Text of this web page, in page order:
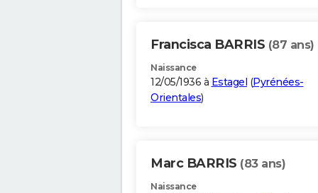
Francisca BARRIS (87 ans)
Naissance
12/05/1936 à Estagel (Pyrénées-
Orientales)
Marc BARRIS (83 ans)
Naissance